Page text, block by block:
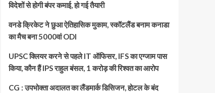
विदेशों से होगी बंपर कमाई, हो गई तैयारी
वनडे क्रिकेट ने छुआ ऐतिहासिक मुकाम, स्कॉटलैंड बनाम कनाडा
का मैच बना 5000वां ODI
UPSC क्लियर करने से पहले IT ऑफिसर, IFS का एग्जाम पास
किया, कौन हैं IPS राहुल बंसल, 1 करोड़ की रिश्वत का आरोप
CG : उपभोक्ता अदालत का लैंडमार्क डिसिजन, होटल के बंद